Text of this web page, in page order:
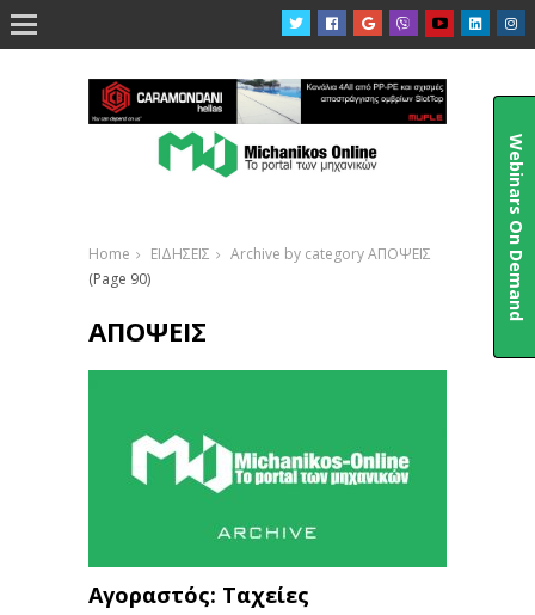

Home ΕΙΔΗΣΕΙΣ
Archive by category ΑΠΟΨΕΙΣ
(Page 90)
ΑΠΟΨΕΙΣ
Αγοραστός: Ταχείες
Webinars On Demand